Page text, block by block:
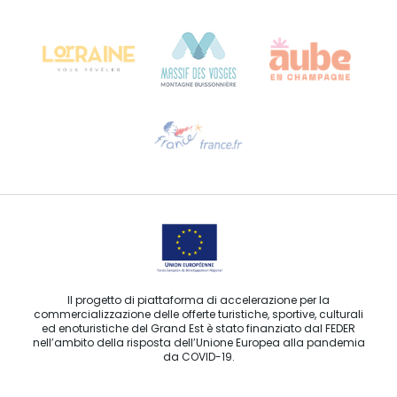
Contattaci per e-mail
Il progetto di piattaforma di accelerazione per la
commercializzazione delle offerte turistiche, sportive, culturali
ed enoturistiche del Grand Est è stato finanziato dal FEDER
nell’ambito della risposta dell’Unione Europea alla pandemia
da COVID-19.